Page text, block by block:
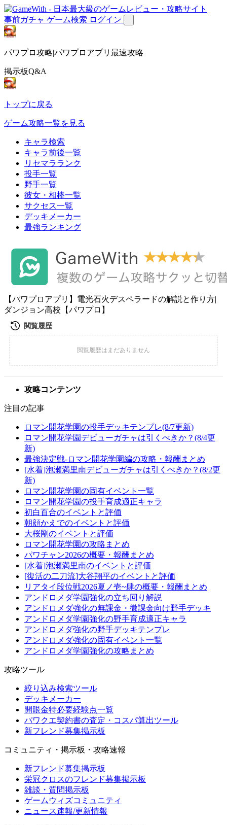
事前ガチャ ゲーム検索 ログイン
パワプロ攻略|パワプロアプリ最速攻略
掲示板Q&A
トップに戻る
ゲーム攻略一覧を見る
キャラ検索
キャラ前後一覧
リセマラランク
投手一覧
野手一覧
彼女・相棒一覧
サクセス一覧
デッキメーカー
最強ランキング
【パワプロアプリ】電光石火デスペラードの解説と作り方|
ダンジョン高校【パワプロ】
攻略コンテンツ
注目の記事
ロマン開花学園の投手デッキテンプレ(8/7更新)
ロマン開花学園デビューガチャは引くべきか？(8/4更
新)
最強決定戦-ロマン開花学園編の攻略・報酬まとめ
[水着]泡瀬満里南デビューガチャは引くべきか？(8/2更
新)
ロマン開花学園の固有イベント一覧
ロマン開花学園の投手育成適正キャラ
初白百合のイベントと評価
朝顔かえでのイベントと評価
大桜剛のイベントと評価
ロマン開花学園の攻略まとめ
パワチャン2026の概要・報酬まとめ
[水着]泡瀬満里南のイベントと評価
[復活の二刀流]大谷翔平のイベントと評価
リアタイ段位戦2026夏ノ壱~肆の概要・報酬まとめ
アンドロメダ学園強化の立ち回り解説
アンドロメダ強化の無課金・微課金向け野手デッキ
アンドロメダ学園強化の野手育成適正キャラ
アンドロメダ強化の野手デッキテンプレ
アンドロメダ強化の固有イベント一覧
アンドロメダ学園強化の攻略まとめ
攻略ツール
絞り込み検索ツール
デッキメーカー
開眼金特必要経験点一覧
パワクエ契約書の査定・コスパ算出ツール
新フレンド募集掲示板
コミュニティ・掲示板・攻略速報
新フレンド募集掲示板
栄冠クロスのフレンド募集掲示板
雑談・質問掲示板
ゲームウィズコミュニティ
ニュース速報/更新情報